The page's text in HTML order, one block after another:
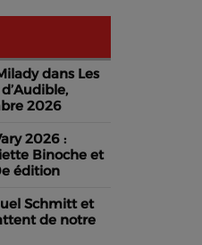
dans Les
2026
2026 :
Binoche et
édition
Schmitt et
de notre